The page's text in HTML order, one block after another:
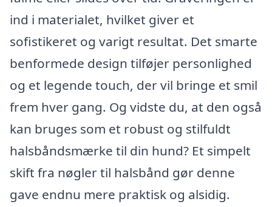
ind i materialet, hvilket giver et
sofistikeret og varigt resultat. Det smarte
benformede design tilføjer personlighed
og et legende touch, der vil bringe et smil
frem hver gang. Og vidste du, at den også
kan bruges som et robust og stilfuldt
halsbåndsmærke til din hund? Et simpelt
skift fra nøgler til halsbånd gør denne
gave endnu mere praktisk og alsidig.